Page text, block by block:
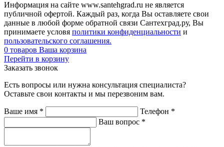
Информация на сайте www.santehgrad.ru не является
публичной офертой. Каждый раз, когда Вы оставляете свои
данные в любой форме обратной связи Сантехград.ру, Вы
принимаете условя политики конфиденциальности и
пользовательского соглашения.
0 товаров Ваша корзина
Перейти в корзину
Заказать звонок
Есть вопросы или нужна консультация специалиста?
Оставьте свои контакты и мы перезвоним вам.
Ваше имя * Телефон *
Ваш вопрос *